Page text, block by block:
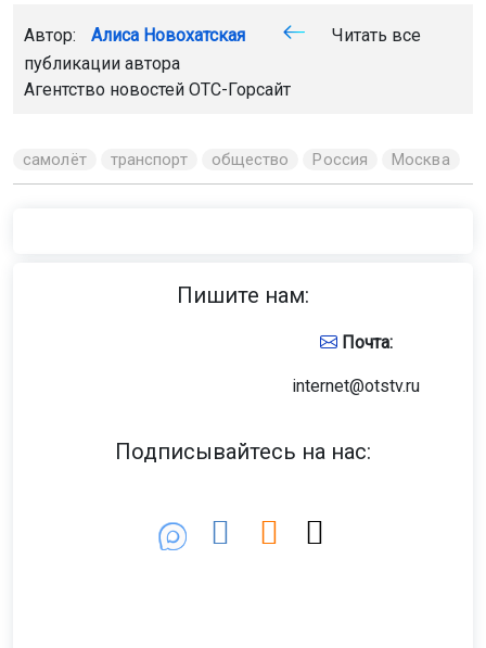
Автор: Алиса Новохатская
Читать все
публикации автора
Агентство новостей ОТС-Горсайт
самолёт транспорт общество Россия Москва
Пишите нам:
Почта:
internet@otstv.ru
Подписывайтесь на нас: